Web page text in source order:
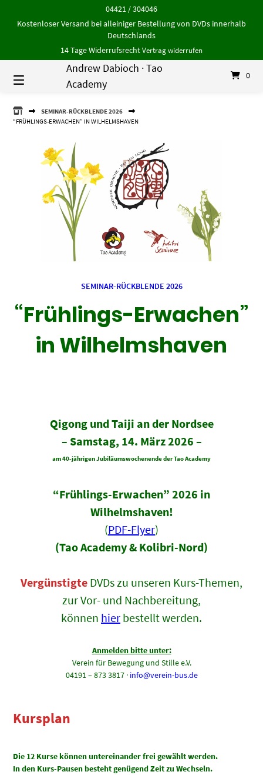
Inhalt
04421 / 304046
Kostenloser Versand bei alleiniger Bestellung von DVDs innerhalb
Deutschlands
14 Tage WiderrufsrechtVertrag widerrufen
Andrew Dabioch · Tao
Academy
0
ANDREW
DABIOCH
ACADEMY
SEMINAR-RÜCKBLENDE 2026
“FRÜHLINGS-ERWACHEN” IN WILHELMSHAVEN
SEMINAR-RÜCKBLENDE 2026
“Frühlings-Erwachen”
in Wilhelmshaven
Qigong und Taiji an der Nordsee
– Samstag, 14. März 2026 –
am 40-jährigen Jubiläumswochenende der Tao Academy
“Frühlings-Erwachen” 2026 in
Wilhelmshaven!
(PDF-Flyer)
(Tao Academy & Kolibri-Nord)
Vergünstigte DVDs zu unseren Kurs-Themen,
zur Vor- und Nachbereitung,
können hier bestellt werden.
Anmelden bitte unter:
Verein für Bewegung und Stille e.V.
04191 – 873 3817 · info@verein-bus.de
Kursplan
Die 12 Kurse können untereinander frei gewählt werden.
In den Kurs-Pausen besteht genügend Zeit zu Wechseln.